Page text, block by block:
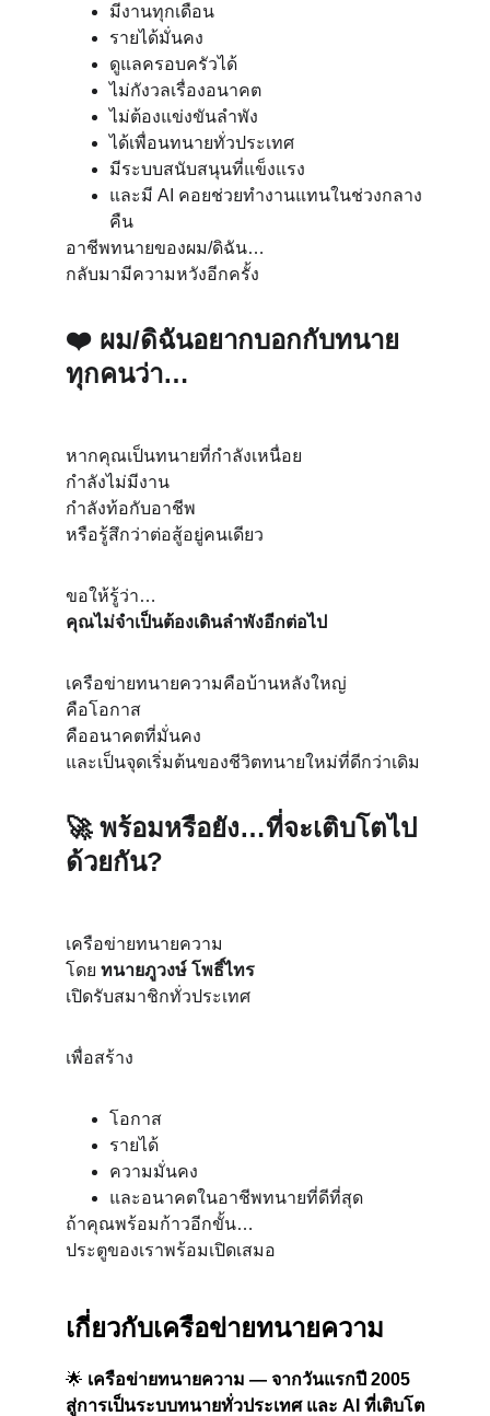
มีงานทุกเดือน
รายได้มั่นคง
ดูแลครอบครัวได้
ไม่กังวลเรื่องอนาคต
ไม่ต้องแข่งขันลำพัง
ได้เพื่อนทนายทั่วประเทศ
มีระบบสนับสนุนที่แข็งแรง
และมี AI คอยช่วยทำงานแทนในช่วงกลาง
คืน
อาชีพทนายของผม/ดิฉัน…
กลับมามีความหวังอีกครั้ง
❤️ ผม/ดิฉันอยากบอกกับทนาย
ทุกคนว่า…
หากคุณเป็นทนายที่กำลังเหนื่อย
กำลังไม่มีงาน
กำลังท้อกับอาชีพ
หรือรู้สึกว่าต่อสู้อยู่คนเดียว
ขอให้รู้ว่า…
คุณไม่จำเป็นต้องเดินลำพังอีกต่อไป
เครือข่ายทนายความคือบ้านหลังใหญ่
คือโอกาส
คืออนาคตที่มั่นคง
และเป็นจุดเริ่มต้นของชีวิตทนายใหม่ที่ดีกว่าเดิม
🚀 พร้อมหรือยัง…ที่จะเติบโตไป
ด้วยกัน?
เครือข่ายทนายความ
โดย ทนายภูวงษ์ โพธิ์ไทร
เปิดรับสมาชิกทั่วประเทศ
เพื่อสร้าง
โอกาส
รายได้
ความมั่นคง
และอนาคตในอาชีพทนายที่ดีที่สุด
ถ้าคุณพร้อมก้าวอีกขั้น…
ประตูของเราพร้อมเปิดเสมอ
เกี่ยวกับเครือข่ายทนายความ
🌟 เครือข่ายทนายความ — จากวันแรกปี 2005
สู่การเป็นระบบทนายทั่วประเทศ และ AI ที่เติบโต